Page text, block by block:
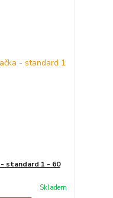
standard 1 - 60
Skladem